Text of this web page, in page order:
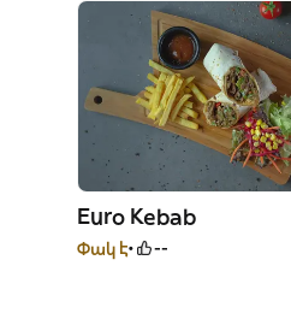
Euro Kebab
Փակ է --